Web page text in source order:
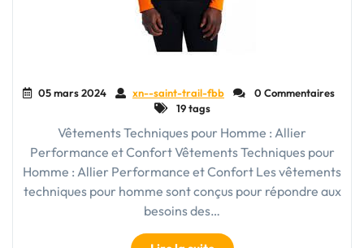
05 mars 2024 xn--saint-trail-fbb
0 Commentaires
19 tags
Vêtements Techniques pour Homme : Allier
Performance et Confort Vêtements Techniques pour
Homme : Allier Performance et Confort Les vêtements
techniques pour homme sont conçus pour répondre aux
besoins des…